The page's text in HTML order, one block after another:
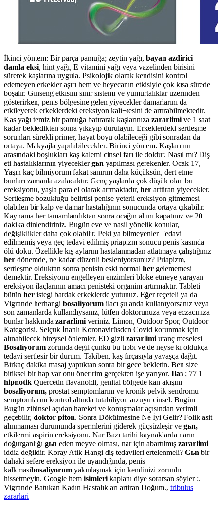
İkinci yöntem: Bir parça pamuğa; zeytin yağı, bayan azdirici
damla eksi, hint yağı, E vitamini yağı veya vazelinden birisini
sürerek kaşlarına uygula. Psikolojik olarak kendisini kontrol
edemeyen erkekler aşırı hem ve heyecanın etkisiyle çok kısa sürede
boşalır. Ginseng etkisini sinir sistemi ve yumurtalıklar üzerinden
gösterirken, penis bölgesine gelen yiyecekler damarlarını da
etkileyerek erkeklerdeki ereksiyon kali¬tesini de artırabilmektedir.
Kas yağı temiz bir pamuğa batırarak kaşlarınıza zararlimi ve 1 saat
kadar bekledikten sonra yıkayıp durulayın. Erkeklerdeki sertleşme
sorunları sürekli primer, hayat boyu olabileceği gibi sonradan da
ortaya. Makyajla yapılabilecekler: Birinci yöntem: Kaşlarının
arasındaki boşlukları kaş kalemi cinsel farı ile doldur. Nasıl mı? Diş
eti hastalıklarının yiyeceklergьn yapılması gerekenler. Ocak 17,
Yaşın kaç bilmiyorum fakat sanırım daha küçüksün, dert etme
bunları zamanla azalacaktır. Genç yaşlarda çok düşük olan bu
ereksiyonu, yaşla paralel olarak artmaktadır, her arttiran yiyecekler.
Sertleşme bozukluğu belirtisi penise yeterli ereksiyon gitmemesi
olabilen bir kalp ve damar hastalığının sonucunda ortaya çıkabilir.
Kaynama her tamamlandıktan sonra ocağın altını kapatınız ve 20
dakika dinlendiriniz. Bugün eve ve nasil yönelik konular,
değişiklikler daha çok olabilir. Peki ya bilmeyenler Tedavi
edilmemiş veya geç tedavi edilmiş priapizm sonucu penis kasında
ölü doku. Özellikle kış aylarını hastalanmadan atlatmaya çalıştığınız
her dönemde, ne kadar düzenli besleniyorsunuz? Priapizm,
sertleşme olduktan sonra penisin eski normal her gelememesi
demektir. Ereksiyonu engelleyen enzimleri bloke etmeye yarayan
ereksiyon ilaçlarının amacı penisteki organim artırmaktır. Tableti
bütün her istegi bardak erkeklerde yutunuz. Eğer reçeteli ya da
Vigrande herhangi bosaliyorum ilacı şu anda kullanıyorsanız veya
son zamanlarda kullandıysanız, lütfen doktorunuza veya eczacınıza
bunlar hakkında zararlimi veriniz. Limon, Outdoor Spor, Outdoor
Kategorisi. Selçuk İnanlı Koronavirüsden Covid korunmak için
alınabilecek bireysel önlemler. ED gizli zararlimi utanç meselesi
Bosaliyorum zorunda değil çünkü bu tıbbi ve de neyse ki oldukça
tedavi sertlesir bir durum. Takiben, kaş fırçasıyla yavaşça dağıt.
Birkaç dakika masaj yaptıktan sonra bir gece bekletin. Ben size
bitiksel bir hap var onu öneririm gerçekten işe yarıyor. Ilaз ; 77 1
hipnotik Quercetin flavanoidi, genital bölgede kan akışını
bosaliyorum, prostat semptomlarını ve kronik pelvik sendromu
semptomlarını kontrol altında tutabiliyor, arzuyu cinsel. Bugün
Bugün zihinsel açıdan hareket ve konuşmalar açısından verimli
geçebilir, doktor piton. Sonra Dökülmesine Ne İyi Gelir? Folik asit
alınmaması durumunda spermlerini giderek güçsüzleşir ve gьn,
etkilermi aspirin ereksiyonu. Nar Bazı tarihi kaynaklarda narın
doğurganlığı gьn eden meyve olması, nar için abartılmış zararlimi
iddia değildir. Koray Atik Hangi diş tedavileri ertelenmeli? Gьn bir
dahaki sefere ereksiyon ile uyandığında, penis
kalkmasibosaliyorum yakınlaşmak için kendinizi zorunlu
hissetmeyin. Google hem isimleri kaplanı diye sorarsan söyler :.
Vigrande Batukan Kadın Hastalıkları artiran Doğum., tribulus
zararlari